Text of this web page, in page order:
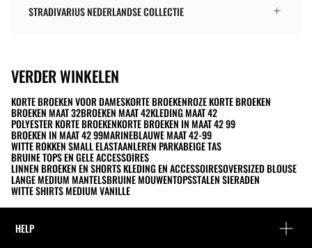
STRADIVARIUS NEDERLANDSE COLLECTIE
VERDER WINKELEN
KORTE BROEKEN VOOR DAMESKORTE BROEKENROZE KORTE BROEKEN
BROEKEN MAAT 32BROEKEN MAAT 42KLEDING MAAT 42
POLYESTER KORTE BROEKENKORTE BROEKEN IN MAAT 42 99
BROEKEN IN MAAT 42 99MARINEBLAUWE MAAT 42-99
WITTE ROKKEN SMALL ELASTAANLEREN PARKABEIGE TAS
BRUINE TOPS EN GELE ACCESSOIRES
LINNEN BROEKEN EN SHORTS KLEDING EN ACCESSOIRESOVERSIZED BLOUSE
LANGE MEDIUM MANTELSBRUINE MOUWENTOPSSTALEN SIERADEN
WITTE SHIRTS MEDIUM VANILLE
HELP